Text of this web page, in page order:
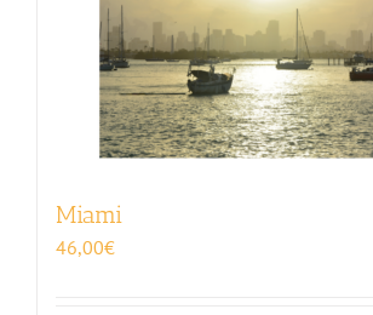
Miami
46,00€